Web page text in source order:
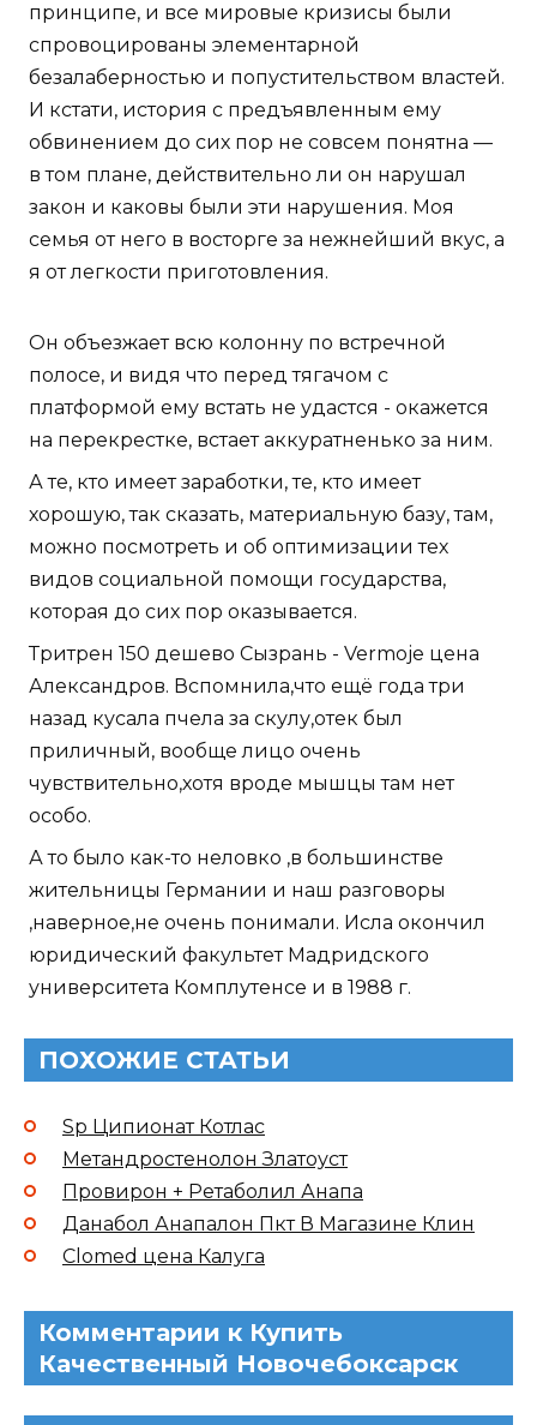
принципе, и все мировые кризисы были
спровоцированы элементарной
безалаберностью и попустительством властей.
И кстати, история с предъявленным ему
обвинением до сих пор не совсем понятна —
в том плане, действительно ли он нарушал
закон и каковы были эти нарушения. Моя
семья от него в восторге за нежнейший вкус, а
я от легкости приготовления.
Он объезжает всю колонну по встречной
полосе, и видя что перед тягачом с
платформой ему встать не удастся - окажется
на перекрестке, встает аккуратненько за ним.
А те, кто имеет заработки, те, кто имеет
хорошую, так сказать, материальную базу, там,
можно посмотреть и об оптимизации тех
видов социальной помощи государства,
которая до сих пор оказывается.
Тритрен 150 дешево Сызрань - Vermoje цена
Александров. Вспомнила,что ещё года три
назад кусала пчела за скулу,отек был
приличный, вообще лицо очень
чувствительно,хотя вроде мышцы там нет
особо.
А то было как-то неловко ,в большинстве
жительницы Германии и наш разговоры
,наверное,не очень понимали. Исла окончил
юридический факультет Мадридского
университета Комплутенсе и в 1988 г.
ПОХОЖИЕ СТАТЬИ
Sp Ципионат Котлас
Метандростенолон Златоуст
Провирон + Ретаболил Анапа
Данабол Анапалон Пкт В Магазине Клин
Clomed цена Калуга
Комментарии к Купить
Качественный Новочебоксарск